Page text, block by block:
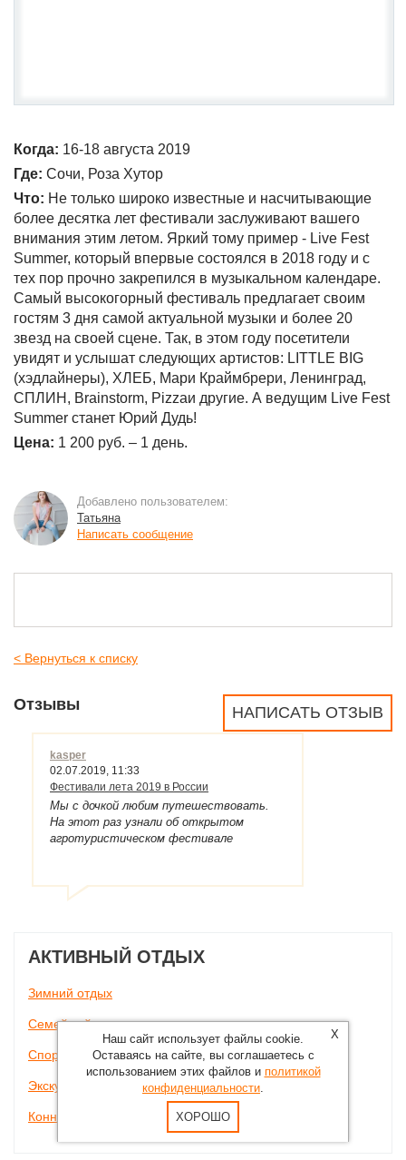
Когда: 16-18 августа 2019
Где: Сочи, Роза Хутор
Что: Не только широко известные и насчитывающие
более десятка лет фестивали заслуживают вашего
внимания этим летом. Яркий тому пример - Live Fest
Summer, который впервые состоялся в 2018 году и с
тех пор прочно закрепился в музыкальном календаре.
Самый высокогорный фестиваль предлагает своим
гостям 3 дня самой актуальной музыки и более 20
звезд на своей сцене. Так, в этом году посетители
увидят и услышат следующих артистов: LITTLE BIG
(хэдлайнеры), ХЛЕБ, Мари Краймбрери, Ленинград,
СПЛИН, Brainstorm, Pizzaи другие. А ведущим Live Fest
Summer станет Юрий Дудь!
Цена: 1 200 руб. – 1 день.
Добавлено пользователем:
Татьяна
Написать сообщение
< Вернуться к списку
НАПИСАТЬ ОТЗЫВ
Отзывы
kasper
02.07.2019, 11:33
Фестивали лета 2019 в России
Мы с дочкой любим путешествовать.
На этот раз узнали об открытом
агротуристическом фестивале
с.Арзыбовка Усманского района Липецкой
области. Нам все очень понравилось.
много торговых лавок с продуктами,
которые в обычный день и не купишь.
Очень хотелось бы, чтобы этот
фестиваль провели и в следующем году.
Мы обязательно приедем! И теперь
советуем всем своим знакомым и
друзьям!
АКТИВНЫЙ ОТДЫХ
Зимний отдых
Семейный отдых
Спортивный отдых
Экскурсионные туры
Конный туризм
X
Наш сайт использует файлы cookie.
Оставаясь на сайте, вы соглашаетесь с
использованием этих файлов и политикой
конфиденциальности.
ХОРОШО